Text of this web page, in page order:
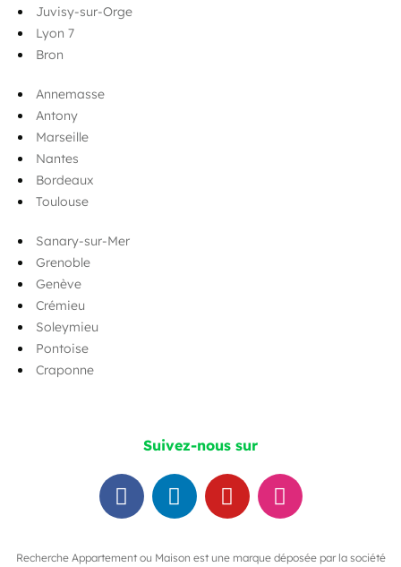
Juvisy-sur-Orge
Lyon 7
Bron
Annemasse
Antony
Marseille
Nantes
Bordeaux
Toulouse
Sanary-sur-Mer
Grenoble
Genève
Crémieu
Soleymieu
Pontoise
Craponne
Suivez-nous sur
Recherche Appartement ou Maison est une marque déposée par la société